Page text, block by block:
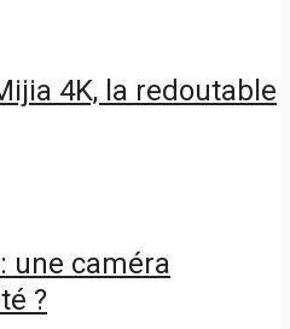
4K, la redoutable
une caméra
?